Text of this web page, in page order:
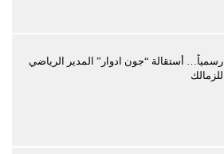
رسمياً… أستقالة “جون ادوار” المدير الرياضي
للزمالك